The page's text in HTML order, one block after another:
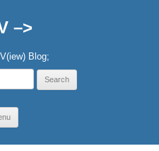
–>
Blog;
Skip